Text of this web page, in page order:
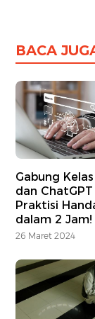
BACA
Gabung
dan
Praktisi
dalam 2 Jam!
26 Maret 2024